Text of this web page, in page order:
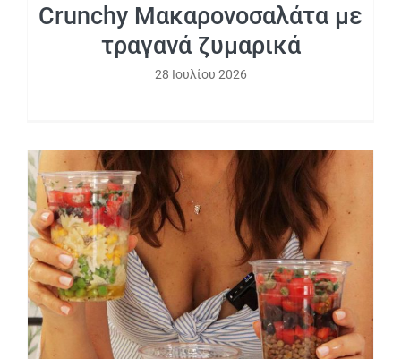
Crunchy Μακαρονοσαλάτα με
τραγανά ζυμαρικά
28 Ιουλίου 2026
3 Εύκολα Salad Bowls για την παραλία